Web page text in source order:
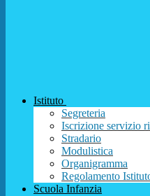
Istituto
Segreteria
Iscrizione servizio
Stradario
Modulistica
Organigramma
Regolamento
Scuola Infanzia